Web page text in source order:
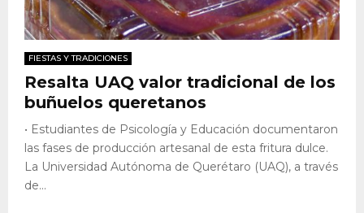
FIESTAS Y TRADICIONES
Resalta UAQ valor tradicional de los
buñuelos queretanos
• Estudiantes de Psicología y Educación documentaron
las fases de producción artesanal de esta fritura dulce.
La Universidad Autónoma de Querétaro (UAQ), a través
de...